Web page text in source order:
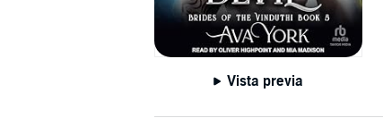
Vista previa